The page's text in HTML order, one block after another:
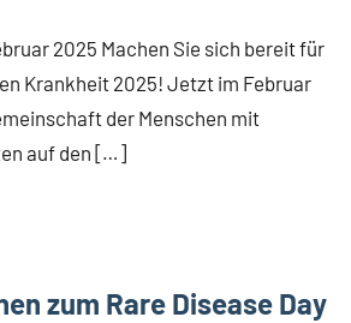
2025 Machen Sie sich bereit für
Krankheit 2025! Jetzt im Februar
der Menschen mit
auf den […]
zum Rare Disease Day